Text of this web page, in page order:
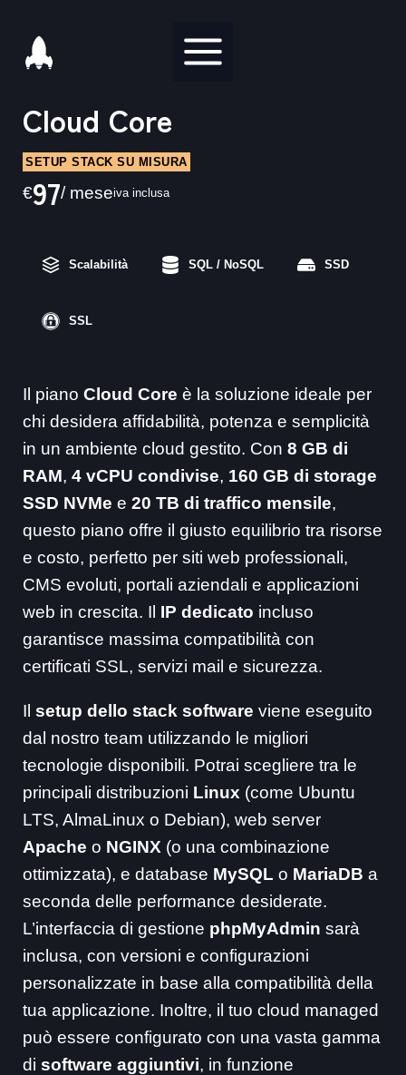
contenuto
Cloud Core
SETUP STACK SU MISURA
€97/ meseiva inclusa
Scalabilità SQL / NoSQL SSD
SSL
Il piano Cloud Core è la soluzione ideale per
chi desidera affidabilità, potenza e semplicità
in un ambiente cloud gestito. Con 8 GB di
RAM, 4 vCPU condivise, 160 GB di storage
SSD NVMe e 20 TB di traffico mensile,
questo piano offre il giusto equilibrio tra risorse
e costo, perfetto per siti web professionali,
CMS evoluti, portali aziendali e applicazioni
web in crescita. Il IP dedicato incluso
garantisce massima compatibilità con
certificati SSL, servizi mail e sicurezza.
Il setup dello stack software viene eseguito
dal nostro team utilizzando le migliori
tecnologie disponibili. Potrai scegliere tra le
principali distribuzioni Linux (come Ubuntu
LTS, AlmaLinux o Debian), web server
Apache o NGINX (o una combinazione
ottimizzata), e database MySQL o MariaDB a
seconda delle performance desiderate.
L’interfaccia di gestione phpMyAdmin sarà
inclusa, con versioni e configurazioni
personalizzate in base alla compatibilità della
tua applicazione. Inoltre, il tuo cloud managed
può essere configurato con una vasta gamma
di software aggiuntivi, in funzione